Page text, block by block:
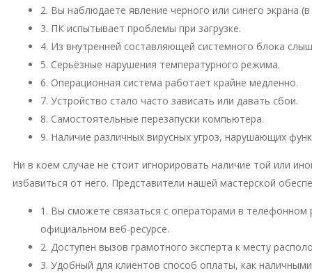
2. Вы наблюдаете явление черного или синего экрана
3. ПК испытывает проблемы при загрузке.
4. Из внутренней составляющей системного блока
5. Серьёзные нарушения температурного режима.
6. Операционная система работает крайне медленно.
7. Устройство стало часто зависать или давать сбои.
8. Самостоятельные перезапуски компьютера.
9. Наличие различных вирусных угроз, нарушающих
Ни в коем случае не стоит игнорировать наличие той или
избавиться от него. Представители нашей мастерской
1. Вы сможете связаться с операторами в
официальном веб-ресурсе.
2. Доступен вызов грамотного эксперта к месту
3. Удобный для клиентов способ оплаты, как